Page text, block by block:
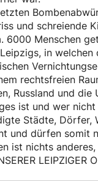
und schreiende
6000 Menschen
in
rechtsfreien
Russland und
ist und wer
Städte,
und dürfen
ist nichts
LEIPZIGER